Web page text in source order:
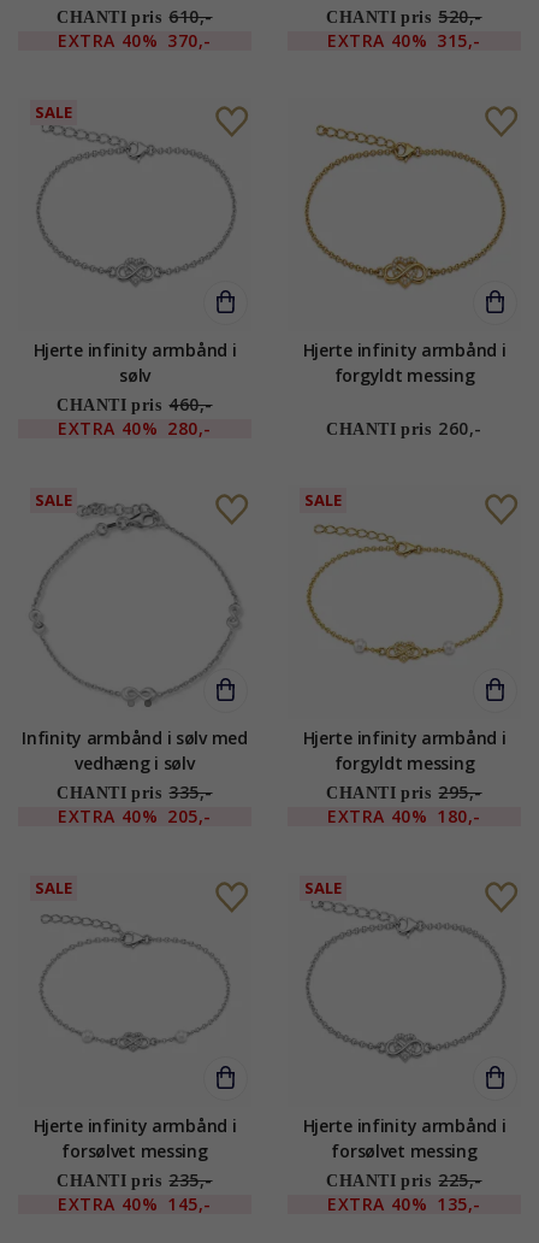
CHANTI pris 610,-
EXTRA 40% 370,-
CHANTI pris 520,-
EXTRA 40% 315,-
SALE
Hjerte infinity armbånd i
sølv
CHANTI pris 460,-
EXTRA 40% 280,-
Hjerte infinity armbånd i
forgyldt messing
CHANTI pris 260,-
SALE
Infinity armbånd i sølv med
vedhæng i sølv
CHANTI pris 335,-
EXTRA 40% 205,-
SALE
Hjerte infinity armbånd i
forgyldt messing
CHANTI pris 295,-
EXTRA 40% 180,-
SALE
Hjerte infinity armbånd i
forsølvet messing
CHANTI pris 235,-
EXTRA 40% 145,-
SALE
Hjerte infinity armbånd i
forsølvet messing
CHANTI pris 225,-
EXTRA 40% 135,-